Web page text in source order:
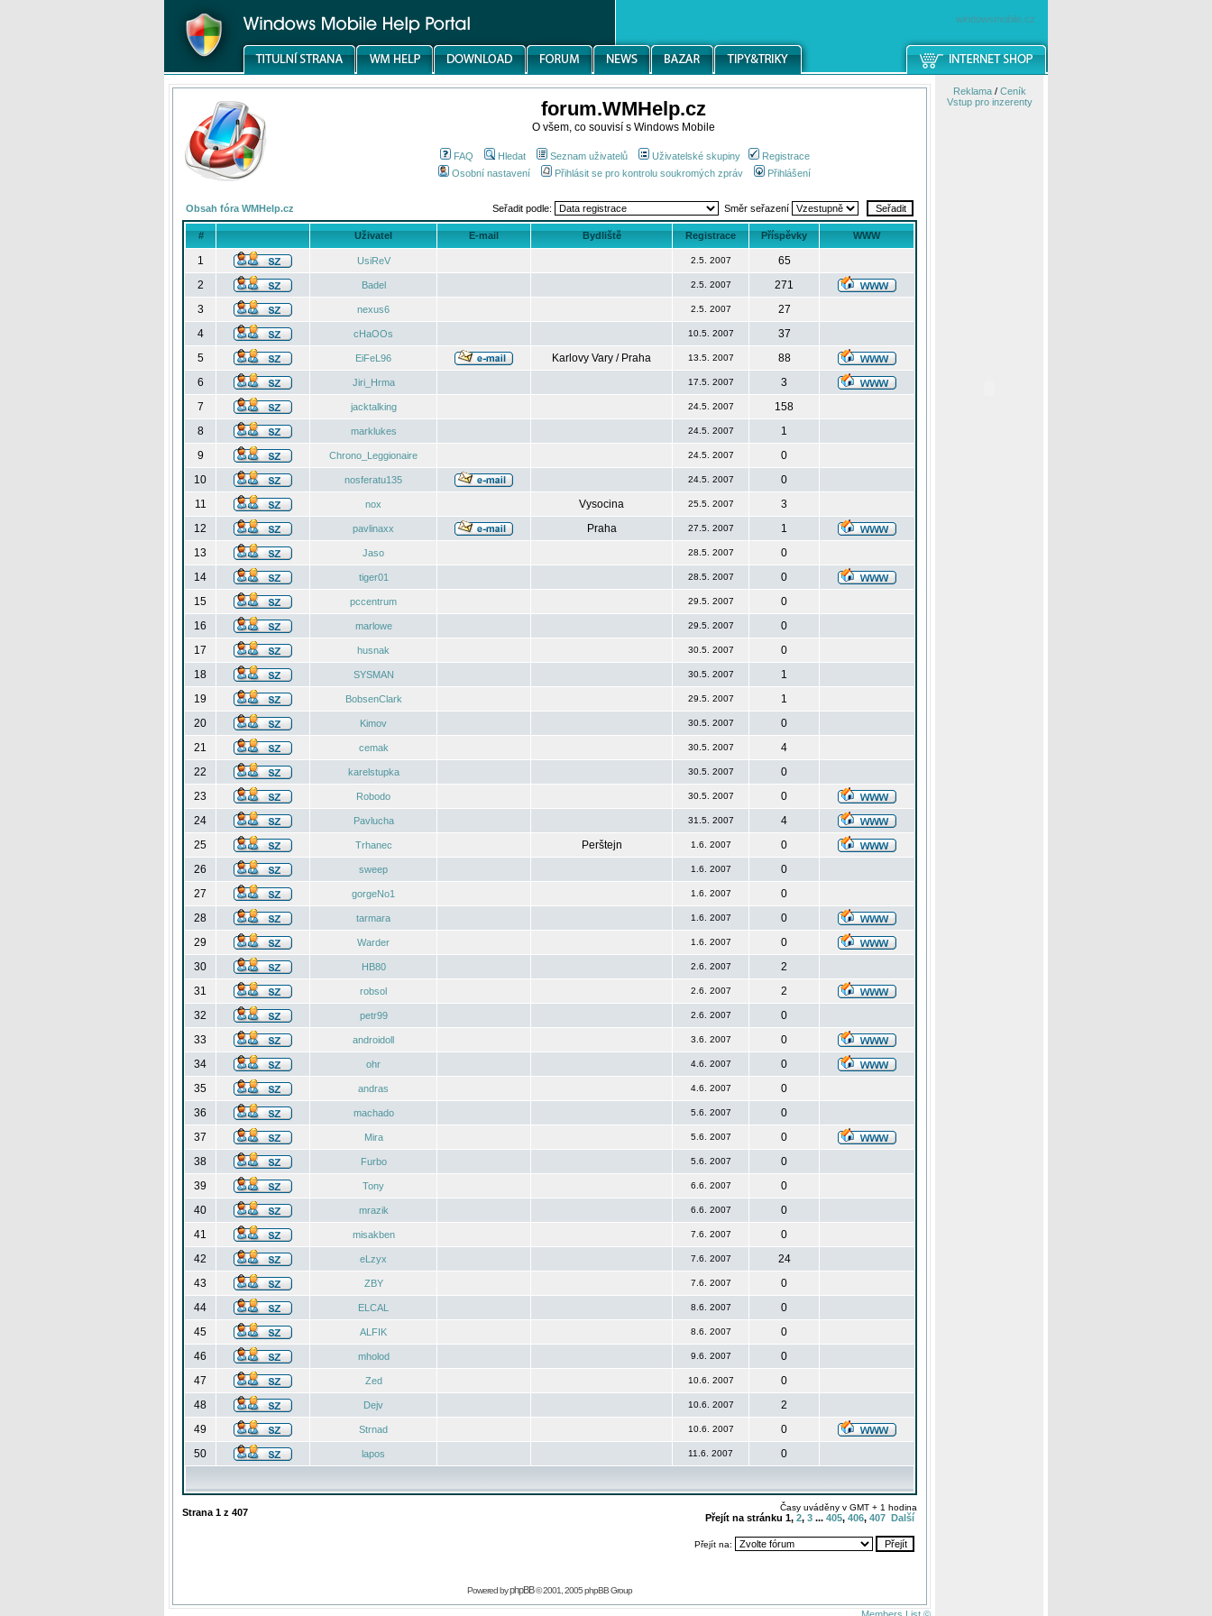
windowsmobile.cz
forum.WMHelp.cz
O všem, co souvisí s Windows Mobile
FAQ Hledat Seznam uživatelů Uživatelské skupiny
Registrace
Osobní nastavení
Přihlásit se pro kontrolu soukromých zpráv Přihlášení
Obsah fóra WMHelp.cz Seřadit podle: Směr seřazení
# Uživatel E-mail Bydliště Registrace Příspěvky WWW
1 UsiReV 2.5. 2007
65
2
Badel 2.5. 2007
271
3
nexus6 2.5. 2007
27
4
cHaOOs 10.5. 2007
37
5
EiFeL96 Karlovy Vary / Praha 13.5. 2007
88
6
Jiri_Hrma 17.5. 2007
3
7
jacktalking 24.5. 2007
158
8
marklukes 24.5. 2007
1
9
Chrono_Leggionaire 24.5. 2007
0
10
nosferatu135 24.5. 2007
0
11
nox Vysocina 25.5. 2007
3
12
pavlinaxx Praha 27.5. 2007
1
13
Jaso 28.5. 2007
0
14
tiger01 28.5. 2007
0
15
pccentrum 29.5. 2007
0
16
marlowe 29.5. 2007
0
17
husnak 30.5. 2007
0
18
SYSMAN 30.5. 2007
1
19
BobsenClark 29.5. 2007
1
20
Kimov 30.5. 2007
0
21
cemak 30.5. 2007
4
22
karelstupka 30.5. 2007
0
23
Robodo 30.5. 2007
0
24
Pavlucha 31.5. 2007
4
25
Trhanec Perštejn 1.6. 2007
0
26
sweep 1.6. 2007
0
27
gorgeNo1 1.6. 2007
0
28
tarmara 1.6. 2007
0
29
Warder 1.6. 2007
0
30
HB80 2.6. 2007
2
31
robsol 2.6. 2007
2
32
petr99 2.6. 2007
0
33
androidoll 3.6. 2007
0
34
ohr 4.6. 2007
0
35
andras 4.6. 2007
0
36
machado 5.6. 2007
0
37
Mira 5.6. 2007
0
38
Furbo 5.6. 2007
0
39
Tony 6.6. 2007
0
40
mrazik 6.6. 2007
0
41
misakben 7.6. 2007
0
42
eLzyx 7.6. 2007
24
43
ZBY 7.6. 2007
0
44
ELCAL 8.6. 2007
0
45
ALFIK 8.6. 2007
0
46
mholod 9.6. 2007
0
47
Zed 10.6. 2007
0
48
Dejv 10.6. 2007
2
49
Strnad 10.6. 2007
0
50
lapos 11.6. 2007 0
Strana 1 z 407 Časy uváděny v GMT + 1 hodina
Přejít na stránku 1, 2, 3 ... 405, 406, 407 Další
Přejít na:
Powered byphpBB© 2001, 2005 phpBB Group
Reklama/ Ceník
Vstup pro inzerenty